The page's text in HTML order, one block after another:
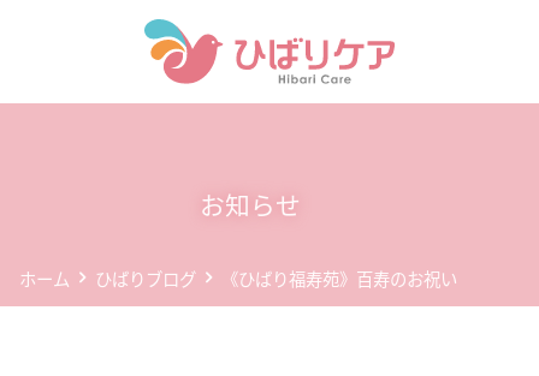
デイサービス(通所介護)
企業情報
お知らせ
ホーム ひばりブログ 《ひばり福寿苑》百寿のお祝い